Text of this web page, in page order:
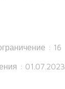
: 16
: 01.07.2023